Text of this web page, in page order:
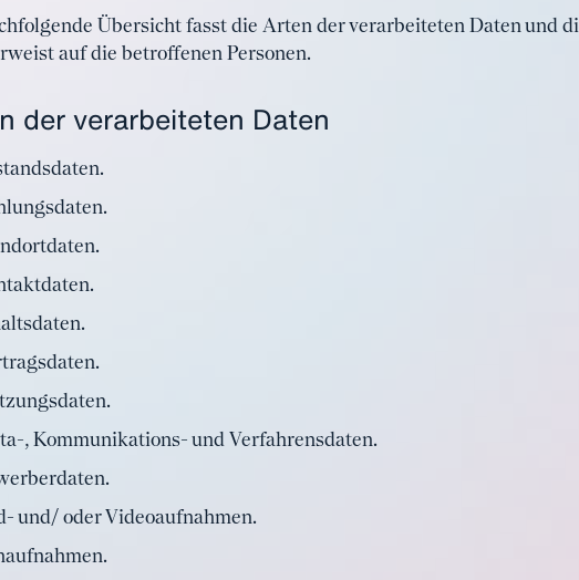
Übersicht fasst die Arten der verarbeiteten Daten und
auf die betroffenen Personen.
der verarbeiteten Daten
, Kommunikations- und Verfahrensdaten.
und/ oder Videoaufnahmen.